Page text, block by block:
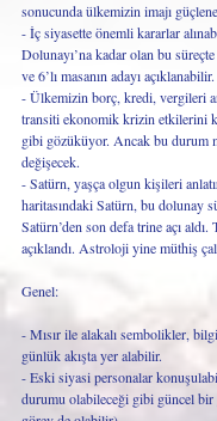
sonucunda ülkemizin imajı
- İç siyasette önemli kararlar
Dolunayı’na kadar olan bu
ve 6’lı masanın adayı açıklanabilir.
- Ülkemizin borç, kredi, vergileri
transiti ekonomik krizin etkilerini
gibi gözüküyor. Ancak bu durum
değişecek.
- Satürn, yaşça olgun kişileri
haritasındaki Satürn, bu dolunay
Satürn’den son defa trine açı
açıklandı. Astroloji yine müthiş
Genel:
- Mısır ile alakalı sembolikler,
günlük akışta yer alabilir.
- Eski siyasi personalar
durumu olabileceği gibi güncel